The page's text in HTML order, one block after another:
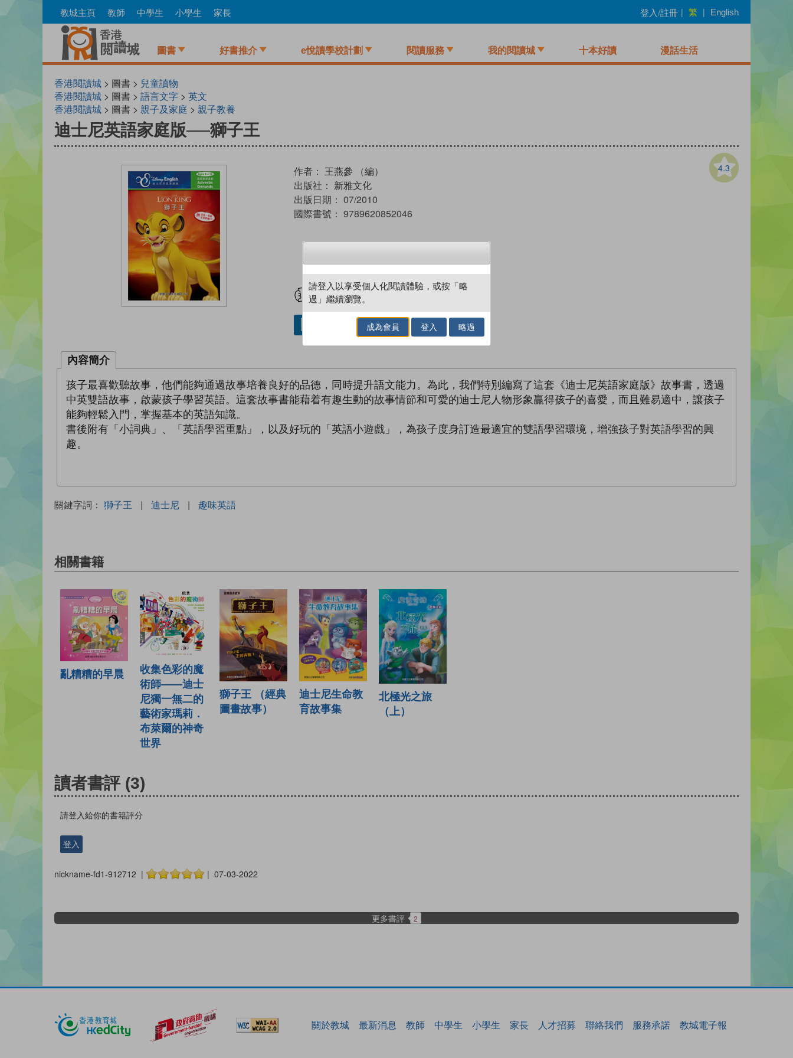
to
教城主頁 教師 中學生 小學生 家長 登入/註冊 | 繁 | English
圖書 好書推介 e悅讀學校計劃 閱讀服務 我的閱讀城 十本好讀 漫話生活
香港閱讀城 > 圖書 > 兒童讀物
香港閱讀城 > 圖書 > 語言文字 > 英文
香港閱讀城 > 圖書 > 親子及家庭 > 親子教養
迪士尼英語家庭版──獅子王
4.3
作者： 王燕參 （編）
出版社： 新雅文化
出版日期： 07/2010
國際書號： 9789620852046
試閲 加入閱讀紀錄
借閱實體書
內容簡介
孩子最喜歡聽故事，他們能夠通過故事培養良好的品德，同時提升語文能力。為此，我們特別編寫了這套《迪士尼英語家庭版》故事書，透過
中英雙語故事，啟蒙孩子學習英語。這套故事書能藉着有趣生動的故事情節和可愛的迪士尼人物形象贏得孩子的喜愛，而且難易適中，讓孩子
能夠輕鬆入門，掌握基本的英語知識。
書後附有「小詞典」、「英語學習重點」，以及好玩的「英語小遊戲」，為孩子度身訂造最適宜的雙語學習環境，增強孩子對英語學習的興
趣。
關鍵字詞： 獅子王 | 迪士尼 | 趣味英語
相關書籍
亂糟糟的早晨
收集色彩的魔
術師——迪士
尼獨一無二的
藝術家瑪莉．
布萊爾的神奇
世界
獅子王 （經典
圖畫故事）
迪士尼生命教
育故事集
北極光之旅
（上）
讀者書評 (3)
請登入給你的書籍評分
登入
nickname-fd1-912712 | | 07-03-2022
更多書評 2
關於教城 最新消息 教師 中學生 小學生 家長 人才招募 聯絡我們 服務承諾 教城電子報
請登入以享受個人化閱讀體驗，或按「略
過」繼續瀏覽。
成為會員 登入 略過